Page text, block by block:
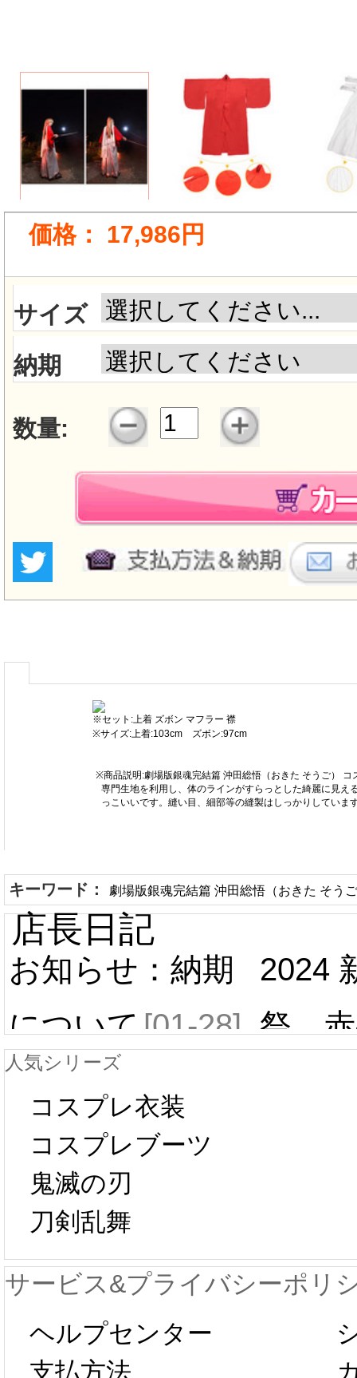
価格： 17,986円
サイズ
納期
数量:
※セット:上着 ズボン マフラー 襟
※サイズ:上着:103cm ズボン:97cm
※商品説明:劇場版銀魂完結篇 沖田総悟（おきた そうご）
専門生地を利用し、体のラインがすらっとした綺麗に見
っこいいです。縫い目、細部等の縫製はしっかりしてい
キーワード： 劇場版銀魂完結篇 沖田総悟（おきた そう
店長日記
お知らせ：納期
について[01-28]
中国旧正月の影
響で2024年2月5
日から工場生産
が一時停止いた
します。 2月5日
以後のご注文
2024
祭 赤
プレ
新春
人気シリーズ
コスプレ衣装
コスプレブーツ
鬼滅の刃
刀剣乱舞
サービス&プライバシーポリ
ヘルプセンター
支払方法